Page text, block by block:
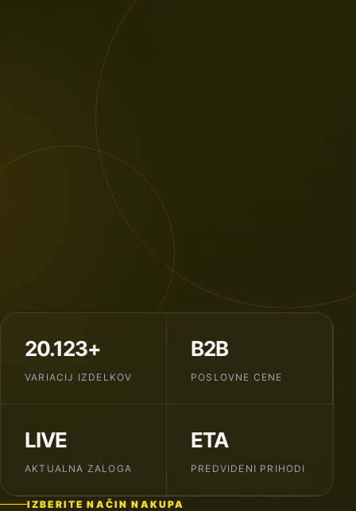
20.123+
VARIACIJ IZDELKOV
B2B
POSLOVNE CENE
LIVE
AKTUALNA ZALOGA
ETA
PREDVIDENI PRIHODI
IZBERITE NAČIN NAKUPA